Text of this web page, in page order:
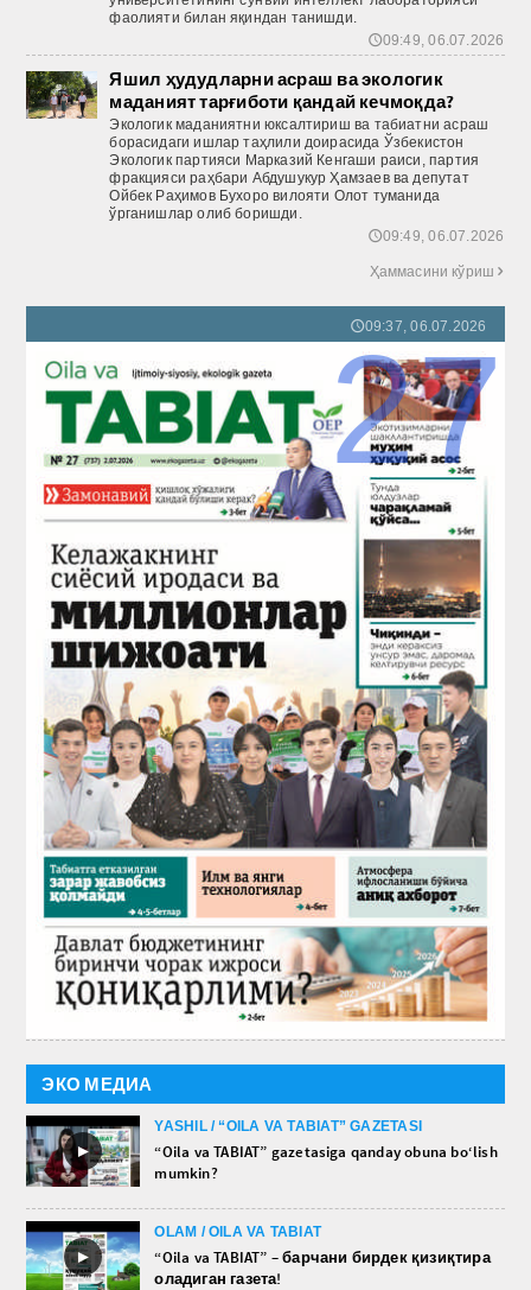
фаолияти билан яқиндан танишди.
🕔09:49, 06.07.2026
Яшил ҳудудларни асраш ва экологик
маданият тарғиботи қандай кечмоқда?
Экологик маданиятни юксалтириш ва табиатни асраш
борасидаги ишлар таҳлили доирасида Ўзбекистон
Экологик партияси Марказий Кенгаши раиси, партия
фракцияси раҳбари Абдушукур Ҳамзаев ва депутат
Ойбек Раҳимов Бухоро вилояти Олот туманида
ўрганишлар олиб боришди.
🕔09:49, 06.07.2026
Ҳаммасини кўриш
🕔09:37, 06.07.2026
27
ЭКО МЕДИА
►
YASHIL / “OILA VA TABIAT” GAZETASI
“Oila va TABIAT” gazetasiga qanday obuna bo‘lish
mumkin?
►
OLAM / OILA VA TABIAT
“Oila va TABIAT” – барчани бирдек қизиқтира
оладиган газета!